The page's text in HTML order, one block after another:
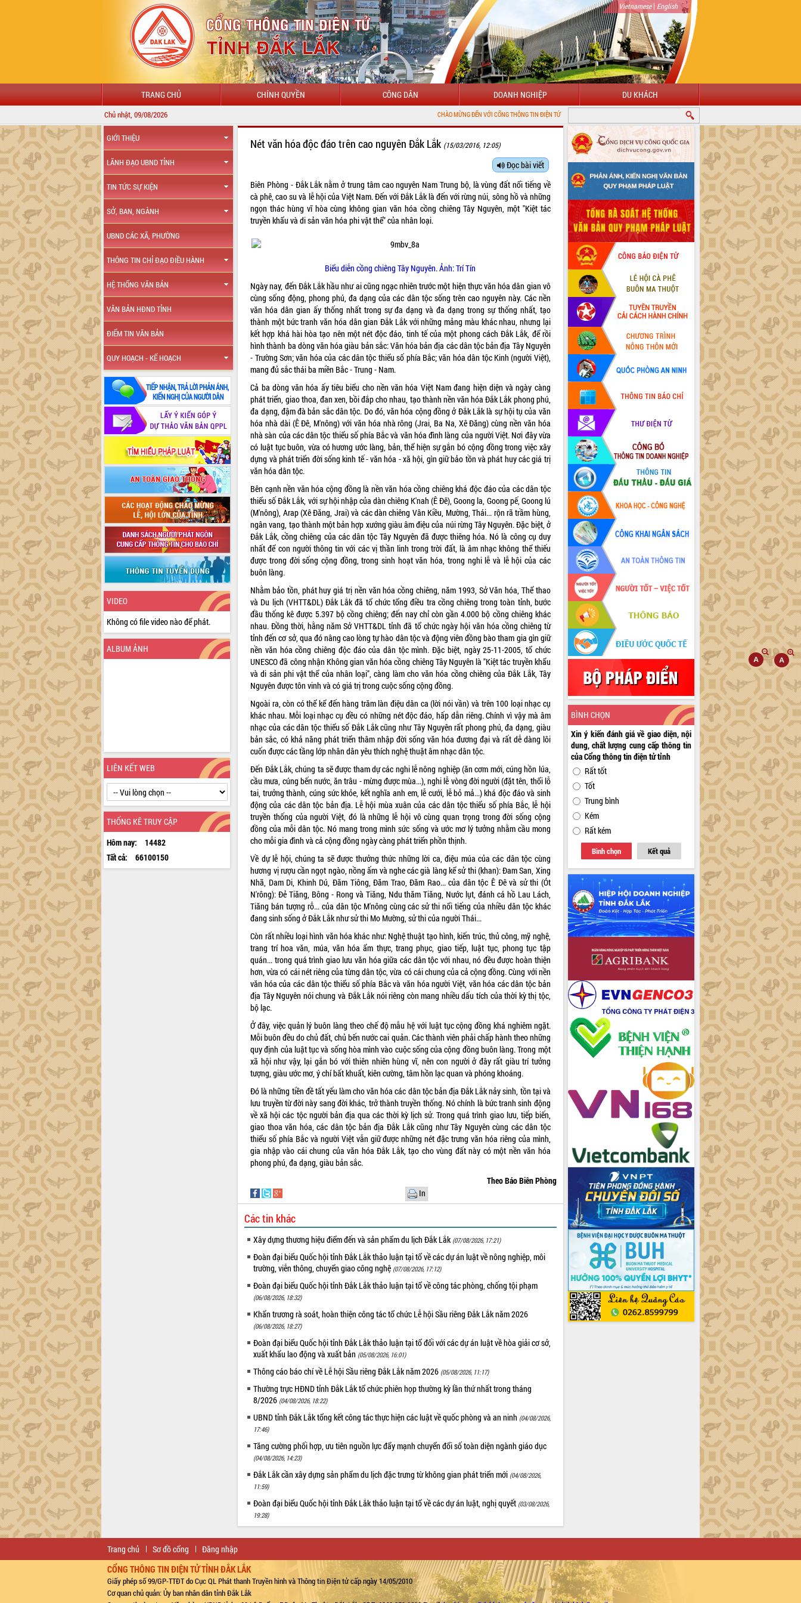
Vietnamese| English
TRANG CHỦ CHÍNH QUYỀN CÔNG DÂN DOANH NGHIỆP DU KHÁCH
Chủ nhật, 09/08/2026 CHÀO MỪNG ĐẾN VỚI CỔNG THÔNG TIN ĐIỆN TỬ TỈNH ĐẮK LẮK
GIỚI THIỆU
LÃNH ĐẠO UBND TỈNH
TIN TỨC SỰ KIỆN
SỞ, BAN, NGÀNH
UBND CÁC XÃ, PHƯỜNG
THÔNG TIN CHỈ ĐẠO ĐIỀU HÀNH
HỆ THỐNG VĂN BẢN
VĂN BẢN HĐND TỈNH
ĐIỂM TIN VĂN BẢN
QUY HOẠCH - KẾ HOẠCH
VIDEO
Không có file video nào để phát.
ALBUM ẢNH
LIÊN KẾT WEB
THỐNG KÊ TRUY CẬP
Hôm nay:
14482
Tất cả:
66100150
Nét văn hóa độc đáo trên cao nguyên Đắk Lắk (15/03/2016, 12:05)
Đọc bài viết
Biên Phòng - Đắk Lắk nằm ở trung tâm cao nguyên Nam Trung bộ, là vùng đất nổi tiếng về
cà phê, cao su và lễ hội của Việt Nam. Đến với Đắk Lắk là đến với rừng núi, sông hồ và những
ngọn thác hùng vĩ hòa cùng không gian văn hóa cồng chiêng Tây Nguyên, một "Kiệt tác
truyền khẩu và di sản văn hóa phi vật thể" của nhân loại.
Biểu diễn cồng chiêng Tây Nguyên. Ảnh: Trí Tín
Ngày nay, đến Đắk Lắk hầu như ai cũng ngạc nhiên trước một hiện thực văn hóa dân gian vô
cùng sống động, phong phú, đa dạng của các dân tộc sống trên cao nguyên này. Các nền
văn hóa dân gian ấy thống nhất trong sự đa dạng và đa dạng trong sự thống nhất, tạo
thành một bức tranh văn hóa dân gian Đắk Lắk với những mảng màu khác nhau, nhưng lại
kết hợp khá hài hòa tạo nên một nét độc đáo, tinh tế của một phong cách Đắk Lắk, để rồi
hình thành ba dòng văn hóa giàu bản sắc: Văn hóa bản địa các dân tộc bản địa Tây Nguyên
- Trường Sơn; văn hóa của các dân tộc thiểu số phía Bắc; văn hóa dân tộc Kinh (người Việt),
mang đủ sắc thái ba miền Bắc - Trung - Nam.
Cả ba dòng văn hóa ấy tiêu biểu cho nền văn hóa Việt Nam đang hiện diện và ngày càng
phát triển, giao thoa, đan xen, bồi đắp cho nhau, tạo thành nền văn hóa Đắk Lắk phong phú,
đa dạng, đậm đà bản sắc dân tộc. Do đó, văn hóa cộng đồng ở Đắk Lắk là sự hội tụ của văn
hóa nhà dài (Ê Đê, M'nông) với văn hóa nhà rông (Jrai, Ba Na, Xê Đăng) cùng nền văn hóa
nhà sàn của các dân tộc thiểu số phía Bắc và văn hóa đình làng của người Việt. Nơi đây vừa
có luật tục buôn, vừa có hương ước làng, bản, thể hiện sự gắn bó cộng đồng trong việc xây
dựng và phát triển đời sống kinh tế - văn hóa - xã hội, gìn giữ bảo tồn và phát huy các giá trị
văn hóa dân tộc.
Bên cạnh nền văn hóa cộng đồng là nền văn hóa cồng chiêng khá độc đáo của các dân tộc
thiểu số Đắk Lắk, với sự hội nhập của dàn chiêng K'nah (Ê Đê), Goong la, Goong pế, Goong lú
(M'nông), Arap (Xê Đăng, Jrai) và các dàn chiêng Vân Kiều, Mường, Thái... rộn rã trầm hùng,
ngân vang, tạo thành một bản hợp xướng giàu âm điệu của núi rừng Tây Nguyên. Đặc biệt, ở
Đắk Lắk, cồng chiêng của các dân tộc Tây Nguyên đã được thiêng hóa. Nó là công cụ duy
nhất để con người thông tin với các vị thần linh trong trời đất, là âm nhạc không thể thiếu
được trong đời sống cộng đồng, trong sinh hoạt văn hóa, trong nghi lễ và lễ hội của các
buôn làng.
Nhằm bảo tồn, phát huy giá trị nền văn hóa cồng chiêng, năm 1993, Sở Văn hóa, Thể thao
và Du lịch (VHTT&DL) Đắk Lắk đã tổ chức tổng điều tra cồng chiêng trong toàn tỉnh, bước
đầu thống kê được 5.397 bộ cồng chiêng; đến nay chỉ còn gần 4.000 bộ cồng chiêng khác
nhau. Đồng thời, hằng năm Sở VHTT&DL tỉnh đã tổ chức ngày hội văn hóa cồng chiêng từ
tỉnh đến cơ sở, qua đó nâng cao lòng tự hào dân tộc và động viên đồng bào tham gia gìn giữ
nền văn hóa cồng chiêng độc đáo của dân tộc mình. Đặc biệt, ngày 25-11-2005, tổ chức
UNESCO đã công nhận Không gian văn hóa cồng chiêng Tây Nguyên là "Kiệt tác truyền khẩu
và di sản phi vật thể của nhân loại", càng làm cho văn hóa cồng chiêng của Đắk Lắk, Tây
Nguyên được tôn vinh và có giá trị trong cuộc sống cộng đồng.
Ngoài ra, còn có thể kể đến hàng trăm làn điệu dân ca (lời nói vần) và trên 100 loại nhạc cụ
khác nhau. Mỗi loại nhạc cụ đều có những nét độc đáo, hấp dẫn riêng. Chính vì vậy mà âm
nhạc của các dân tộc thiểu số Đắk Lắk cũng như Tây Nguyên rất phong phú, đa dạng, giàu
bản sắc, có khả năng phát triển thâm nhập đời sống văn hóa đương đại và rất dễ dàng lôi
cuốn được các tầng lớp nhân dân yêu thích nghệ thuật âm nhạc dân tộc.
Đến Đắk Lắk, chúng ta sẽ được tham dự các nghi lễ nông nghiệp (ăn cơm mới, cúng hồn lúa,
cầu mưa, cúng bến nước, ăn trâu - mừng được mùa...), nghi lễ vòng đời người (đặt tên, thổi lỗ
tai, trưởng thành, cúng sức khỏe, kết nghĩa anh em, lễ cưới, lễ bỏ mả...) khá độc đáo và sinh
động của các dân tộc bản địa. Lễ hội mùa xuân của các dân tộc thiểu số phía Bắc, lễ hội
truyền thống của người Việt, đó là những lễ hội vô cùng quan trọng trong đời sống cộng
đồng của mỗi dân tộc. Nó mang trong mình sức sống và ước mơ lý tưởng nhằm cầu mong
cho mỗi gia đình và cả cộng đồng ngày càng phát triển phồn thịnh.
Về dự lễ hội, chúng ta sẽ được thưởng thức những lời ca, điệu múa của các dân tộc cùng
hương vị rượu cần ngọt ngào, nồng ấm và nghe các già làng kể sử thi (khan): Đam San, Xing
Nhã, Dam Di, Khinh Dú, Đăm Tiông, Đăm Trao, Đăm Rao... của dân tộc Ê Đê và sử thi (Ót
N'rông): Đẻ Tiăng, Bông - Rong và Tiăng, Ndu thăm Tiăng, Nước lụt, đánh cá hồ Lau Lách,
Tiăng bán tượng rỗ... của dân tộc M'nông cùng các sử thi nổi tiếng của nhiều dân tộc khác
đang sinh sống ở Đắk Lắk như sử thi Mo Mường, sử thi của người Thái...
Còn rất nhiều loại hình văn hóa khác như: Nghệ thuật tạo hình, kiến trúc, thủ công, mỹ nghệ,
trang trí hoa văn, múa, văn hóa ẩm thực, trang phục, giao tiếp, luật tục, phong tục tập
quán... trong quá trình giao lưu văn hóa giữa các dân tộc với nhau, nó đều được hoàn thiện
hơn, vừa có cái nét riêng của từng dân tộc, vừa có cái chung của cả cộng đồng. Cùng với nền
văn hóa của các dân tộc thiểu số phía Bắc và văn hóa người Việt, văn hóa các dân tộc bản
địa Tây Nguyên nói chung và Đắk Lắk nói riêng còn mang nhiều dấu tích của thời kỳ thị tộc,
bộ lạc.
Ở đây, việc quản lý buôn làng theo chế độ mẫu hệ với luật tục cộng đồng khá nghiêm ngặt.
Mỗi buôn đều do chủ đất, chủ bến nước cai quản. Các thành viên phải chấp hành theo những
quy định của luật tục và sống hòa mình vào cuộc sống của cộng đồng buôn làng. Trong một
xã hội như vậy, lại gắn bó với thiên nhiên hùng vĩ, nên con người ở đây rất giàu trí tưởng
tượng, giàu ước mơ, ý chí bất khuất, kiên cường, tâm hồn lạc quan và phóng khoáng.
Đó là những tiền đề tất yếu làm cho văn hóa các dân tộc bản địa Đắk Lắk nảy sinh, tồn tại và
lưu truyền từ đời này sang đời khác, trở thành truyền thống. Nó chính là bức tranh sinh động
về xã hội các tộc người bản địa qua các thời kỳ lịch sử. Trong quá trình giao lưu, tiếp biến,
giao thoa văn hóa, các dân tộc bản địa Đắk Lắk cũng như Tây Nguyên cùng các dân tộc
thiểu số phía Bắc và người Việt vẫn giữ được những nét đặc trưng văn hóa riêng của mình,
gia nhập vào cái chung của văn hóa Đắk Lắk, tạo cho vùng đất này có một nền văn hóa
phong phú, đa dạng, giàu bản sắc.
Theo Báo Biên Phòng
In
Các tin khác
Xây dựng thương hiệu điểm đến và sản phẩm du lịch Đắk Lắk (07/08/2026, 17:21)
Đoàn đại biểu Quốc hội tỉnh Đắk Lắk thảo luận tại tổ về các dự án luật về nông nghiệp, môi
trường, viễn thông, chuyển giao công nghệ (07/08/2026, 17:12)
Đoàn đại biểu Quốc hội tỉnh Đắk Lắk thảo luận tại tổ về công tác phòng, chống tội phạm
(06/08/2026, 18:32)
Khẩn trương rà soát, hoàn thiện công tác tổ chức Lễ hội Sầu riêng Đắk Lắk năm 2026
(06/08/2026, 18:27)
Đoàn đại biểu Quốc hội tỉnh Đắk Lắk thảo luận tại tổ đối với các dự án luật về hòa giải cơ sở,
xuất khẩu lao động và xuất bản (05/08/2026, 16:01)
Thông cáo báo chí về Lễ hội Sầu riêng Đắk Lắk năm 2026 (05/08/2026, 11:17)
Thường trực HĐND tỉnh Đắk Lắk tổ chức phiên họp thường kỳ lần thứ nhất trong tháng
8/2026 (04/08/2026, 18:22)
UBND tỉnh Đắk Lắk tổng kết công tác thực hiện các luật về quốc phòng và an ninh (04/08/2026,
17:46)
Tăng cường phối hợp, ưu tiên nguồn lực đẩy mạnh chuyển đổi số toàn diện ngành giáo dục
(04/08/2026, 14:23)
Đắk Lắk cần xây dựng sản phẩm du lịch đặc trưng từ không gian phát triển mới (04/08/2026,
11:59)
Đoàn đại biểu Quốc hội tỉnh Đắk Lắk thảo luận tại tổ về các dự án luật, nghị quyết (03/08/2026,
19:28)
BÌNH CHỌN
Xin ý kiến đánh giá về giao diện, nội
dung, chất lượng cung cấp thông tin
của Cổng thông tin điện tử tỉnh
Rất tốt
Tốt
Trung bình
Kém
Rất kém
Bình chọn Kết quả
Trang chủ Sơ đồ cổng Đăng nhập
CỔNG THÔNG TIN ĐIỆN TỬ TỈNH ĐẮK LẮK
Giấy phép số 99/GP-TTĐT do Cục QL Phát thanh Truyền hình và Thông tin Điện tử cấp ngày 14/05/2010
Cơ quan chủ quản: Ủy ban nhân dân tỉnh Đắk Lắk